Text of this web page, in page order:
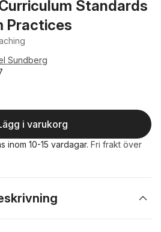
Standards
Practices
Sundberg
i varukorg
inom 10-15 vardagar. Fri frakt över